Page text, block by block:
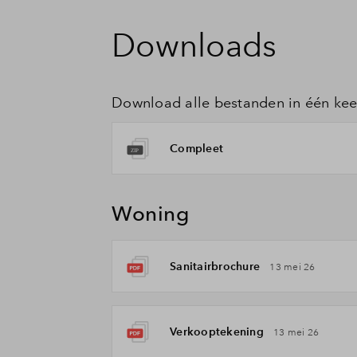
Downloads
Download alle bestanden in één
Compleet
Woning
Sanitairbrochure 13 mei 26
Verkooptekening 13 mei 26